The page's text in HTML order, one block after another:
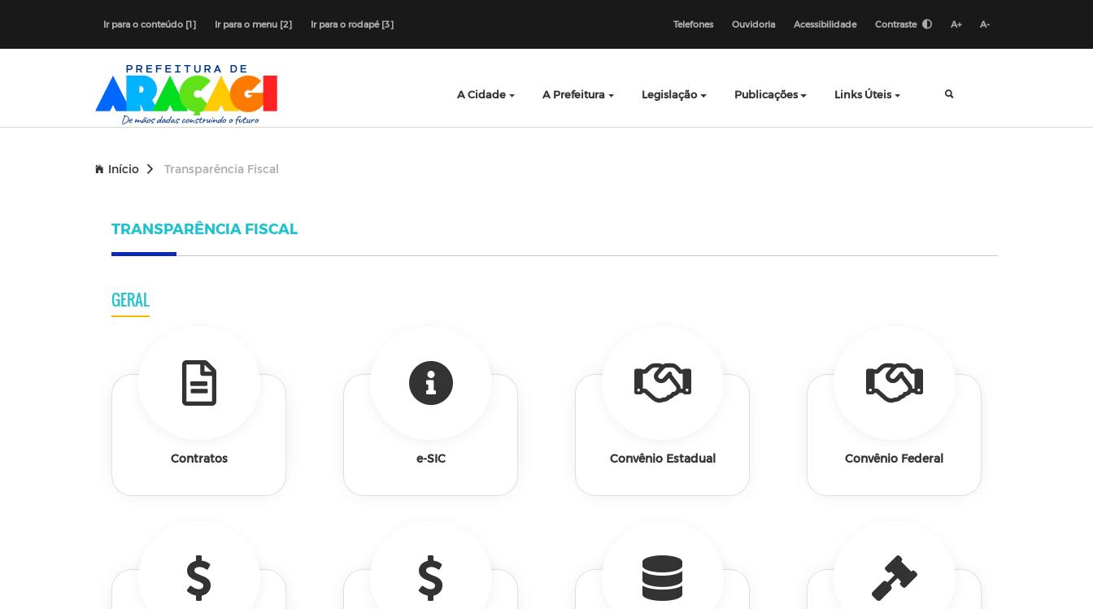
Ir para o conteúdo [1] Ir para o menu [2] Ir para o rodapé [3] Telefones Ouvidoria Acessibilidade Contraste A+ A-
A Cidade A Prefeitura Legislação Publicações Links Úteis
Início Transparência Fiscal
TRANSPARÊNCIA FISCAL
GERAL
Contratos e-SIC Convênio Estadual Convênio Federal